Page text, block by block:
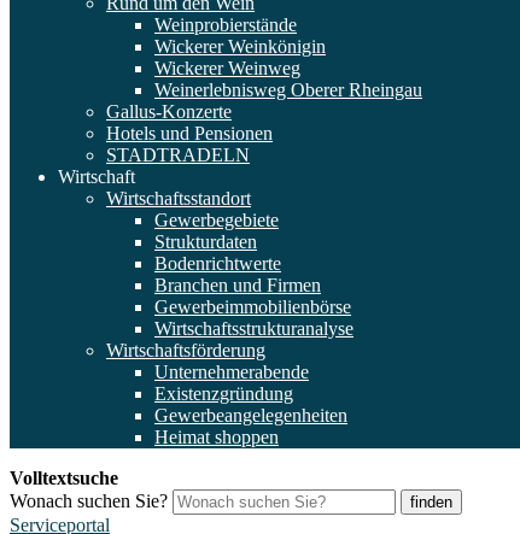
Weinprobierstände
Wickerer Weinkönigin
Wickerer Weinweg
Weinerlebnisweg Oberer Rheingau
Gallus-Konzerte
Hotels und Pensionen
STADTRADELN
Wirtschaft
Wirtschaftsstandort
Gewerbegebiete
Strukturdaten
Bodenrichtwerte
Branchen und Firmen
Gewerbeimmobilienbörse
Wirtschaftsstrukturanalyse
Wirtschaftsförderung
Unternehmerabende
Existenzgründung
Gewerbeangelegenheiten
Heimat shoppen
Volltextsuche
Wonach suchen Sie?
finden
Serviceportal